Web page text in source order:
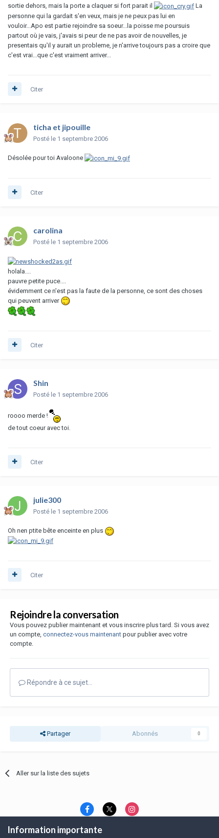
sortie dehors, mais la porte a claquer si fort parait il
La
personne qui la gardait s'en veux, mais je ne peux pas lui en
vouloir...Apo est partie rejoindre sa soeur...la poisse me poursuis
partout où je vais, j'avais si peur de ne pas avoir de nouvelles, je
presentais qu'il y aurait un probleme, je n'arrive toujours pas a croire que
c'est vrai...que c'est vraiment arriver...
Citer
ticha et jipouille
Posté le 1 septembre 2006
Désolée pour toi Avaloone
Citer
carolina
Posté le 1 septembre 2006
holala....
pauvre petite puce....
évidemment ce n'est pas la faute de la personne, ce sont des choses
qui peuvent arriver
Citer
Shin
Posté le 1 septembre 2006
roooo merde !
de tout coeur avec toi.
Citer
julie300
Posté le 1 septembre 2006
Oh nen ptite bête enceinte en plus
Citer
Rejoindre la conversation
Vous pouvez publier maintenant et vous inscrire plus tard. Si vous avez
un compte, connectez-vous maintenant pour publier avec votre
compte.
Répondre à ce sujet…
Partager Abonnés 0
Aller sur la liste des sujets
Langue Thème Politique de confidentialité
Information importante